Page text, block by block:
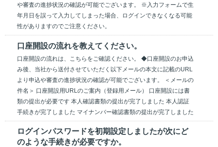
や審査の進捗状況の確認が可能でございます。 ※入力フォームで生
年月日を誤って入力してしまった場合、ログインできなくなる可能
性がありますのでご注意ください。
口座開設の流れを教えてください。
口座開設の流れは、こちらをご確認ください。 ◆口座開設のお申込
み後、当社から送付させていただく以下メールの本文に記載のURL
より申込や審査の進捗状況の確認が可能でございます。 ＜メールの
件名＞ 口座開設用URLのご案内（登録用メール） 口座開設には書
類の提出が必要です 本人確認書類の提出が完了しました 本人認証
手続きが完了しました マイナンバー確認書類の提出が完了しました
ログインパスワードを初期設定しましたが次にど
のような手続きが必要ですか。